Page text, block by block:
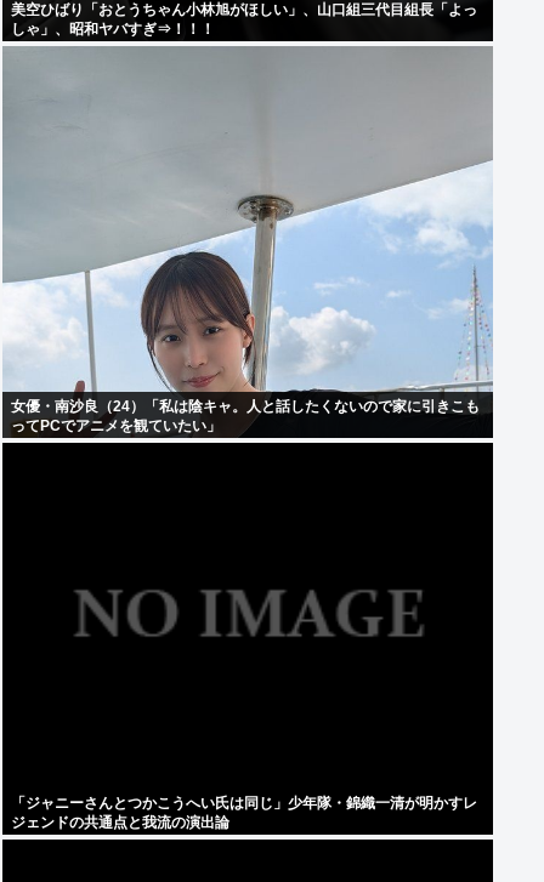
美空ひばり「おとうちゃん小林旭がほしい」、山口組三代目組長「よっ
しゃ」、昭和ヤバすぎ⇒！！！
女優・南沙良（24）「私は陰キャ。人と話したくないので家に引きこも
ってPCでアニメを観ていたい」
「ジャニーさんとつかこうへい氏は同じ」少年隊・錦織一清が明かすレ
ジェンドの共通点と我流の演出論